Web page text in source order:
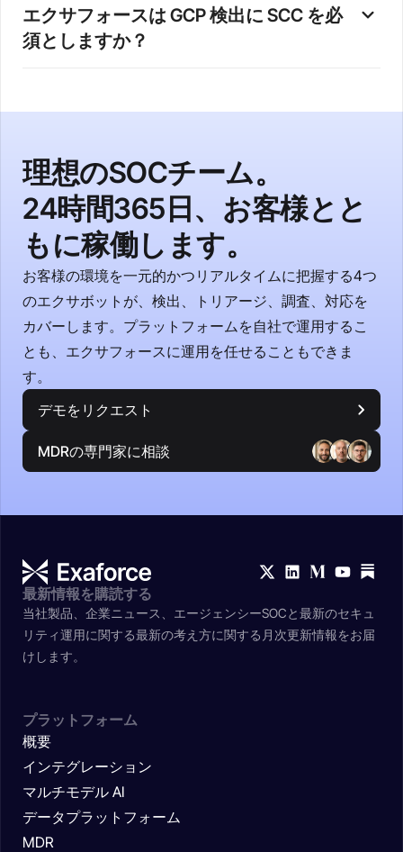
リソースコンテキストを取得し、詳細な評価と推奨対
応を生成します。
ェクトから SCC 検出結果、Cloud Audit Logs、構成デー
タを取り込みます。検出結果は単一の調査ビューに正
エクサフォースは GCP 検出に SCC を必
須としますか？
に応じたカスタム検出の定義にも対応しています。
理想のSOCチーム。
24時間365日、お客様とと
もに稼働します。
お客様の環境を一元的かつリアルタイムに把握する4つ
のエクサボットが、検出、トリアージ、調査、対応を
カバーします。プラットフォームを自社で運用するこ
とも、エクサフォースに運用を任せることもできま
す。
デモをリクエスト
MDRの専門家に相談
最新情報を購読する
当社製品、企業ニュース、エージェンシーSOCと最新のセキュ
リティ運用に関する最新の考え方に関する月次更新情報をお届
けします。
プラットフォーム
概要
インテグレーション
マルチモデル AI
データプラットフォーム
MDR